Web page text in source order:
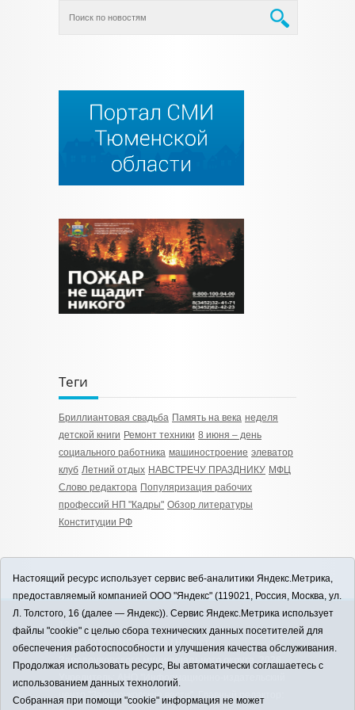
Теги
Бриллиантовая свадьба Память на века неделя
детской книги Ремонт техники 8 июня – день
социального работника машиностроение элеватор
клуб Летний отдых НАВСТРЕЧУ ПРАЗДНИКУ МФЦ
Слово редактора Популяризация рабочих
профессий НП "Кадры" Обзор литературы
Конституции РФ
12+
ЗАВОДОУКОВСК online / Новости
Заводоуковского муниципального округа, 2026
Учредитель: АНО "Информационно-издательский
центр "Заводоуковские вести". Главный редактор:
Настоящий ресурс использует сервис веб-аналитики Яндекс.Метрика,
предоставляемый компанией ООО "Яндекс" (119021, Россия, Москва, ул.
Л. Толстого, 16 (далее — Яндекс)). Сервис Яндекс.Метрика использует
файлы "cookie" с целью сбора технических данных посетителей для
обеспечения работоспособности и улучшения качества обслуживания.
Продолжая использовать ресурс, Вы автоматически соглашаетесь с
использованием данных технологий.
Собранная при помощи "cookie" информация не может